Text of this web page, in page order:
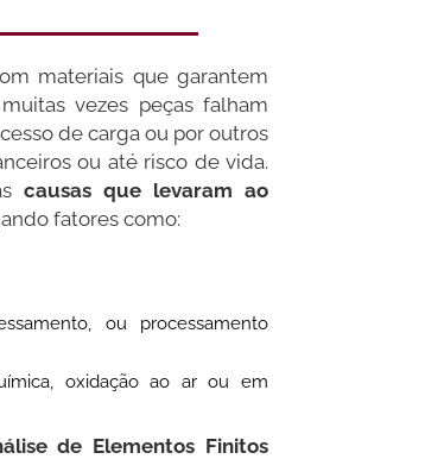
materiais que garantem
vezes peças falham
de carga ou por outros
ou até risco de vida.
causas que levaram ao
fatores como:
ou processamento
oxidação ao ar ou em
de Elementos Finitos